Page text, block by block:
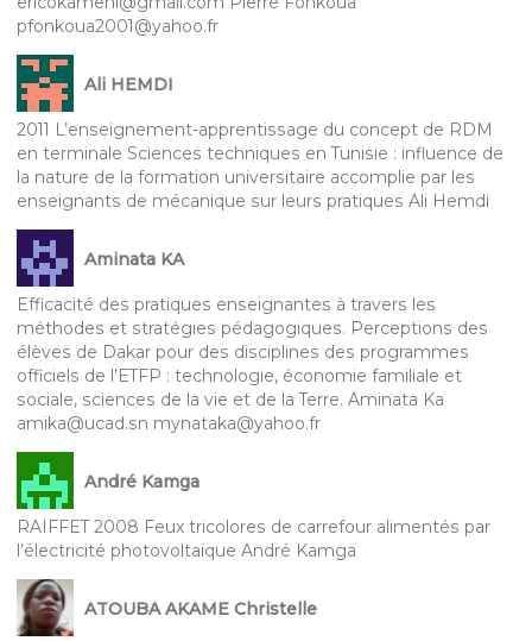
pfonkoua2001@yahoo.fr
Ali HEMDI
2011 L’enseignement-apprentissage du concept de RDM
en terminale Sciences techniques en Tunisie : influence de
la nature de la formation universitaire accomplie par les
enseignants de mécanique sur leurs pratiques Ali Hemdi
Aminata KA
Efficacité des pratiques enseignantes à travers les
méthodes et stratégies pédagogiques. Perceptions des
élèves de Dakar pour des disciplines des programmes
officiels de l’ETFP : technologie, économie familiale et
sociale, sciences de la vie et de la Terre. Aminata Ka
amika@ucad.sn mynataka@yahoo.fr
André Kamga
RAIFFET 2008 Feux tricolores de carrefour alimentés par
l’électricité photovoltaïque André Kamga
ATOUBA AKAME Christelle